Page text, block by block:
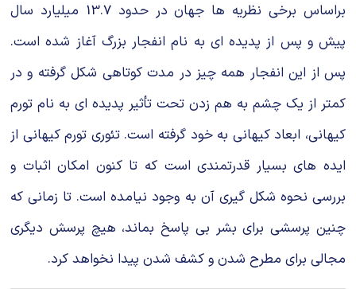
براساس برخی نظریه ها جهان در حدود 13.7 میلیارد سال
پیش و پس از پدیده ای به نام انفجار بزرگ آغاز شده است.
پس از این انفجار همه چیز در مدت کوتاهی شکل گرفته و در
کمتر از یک چشم به هم زدن تحت تأثیر پدیده ای به نام تورم
کیهانی، ابعاد کیهانی به خود گرفته است. تئوری تورم کیهانی از
ایده های بسیار قدرتمندی است که تا کنون امکان اثبات و
بررسی نحوه شکل گیری آن به وجود نیامده است. تا زمانی که
چنین پرسشی برای بشر بی پاسخ بماند، هیچ پرسش دیگری
مجالی برای مطرح شدن و کشف شدن پیدا نخواهد کرد.